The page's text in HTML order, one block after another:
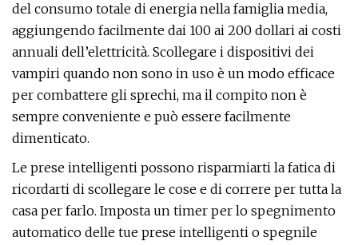
del consumo totale di energia nella famiglia media,
aggiungendo facilmente dai 100 ai 200 dollari ai costi
annuali dell’elettricità. Scollegare i dispositivi dei
vampiri quando non sono in uso è un modo efficace
per combattere gli sprechi, ma il compito non è
sempre conveniente e può essere facilmente
dimenticato.
Le prese intelligenti possono risparmiarti la fatica di
ricordarti di scollegare le cose e di correre per tutta la
casa per farlo. Imposta un timer per lo spegnimento
automatico delle tue prese intelligenti o spegnile